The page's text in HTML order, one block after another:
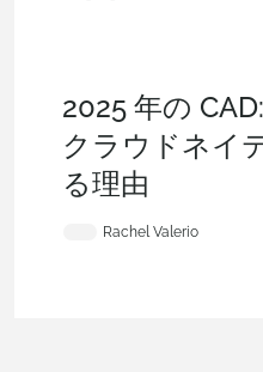
2025 年の
クラウドネイ
る理由
Rachel Valerio